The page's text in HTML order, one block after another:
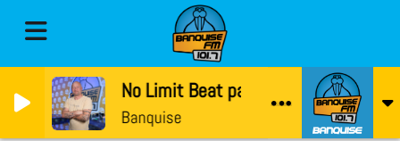
No Limit Beat par Kevin Styl
Banquise